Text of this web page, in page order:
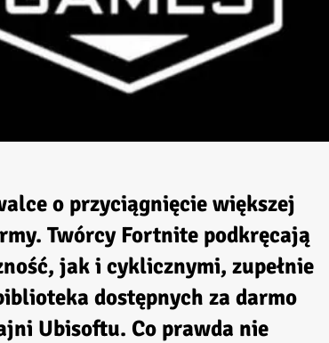
o przyciągnięcie większej
TwórcyFortnitepodkręcają
jak i cyklicznymi, zupełnie
dostępnych za darmo
Ubisoftu. Co prawda nie